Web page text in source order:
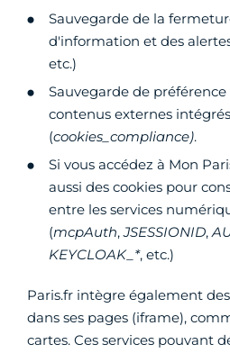
Sauvegarde de la
d'information et des
etc.)
Sauvegarde de
contenus externes
(cookies_compliance).
Si vous accédez à Mon
aussi des cookies pour
entre les services
(mcpAuth,JSESSIONID,
KEYCLOAK_*, etc.)
Paris.fr intègre également des
dans ses pages (iframe),
cartes. Ces services pouvant